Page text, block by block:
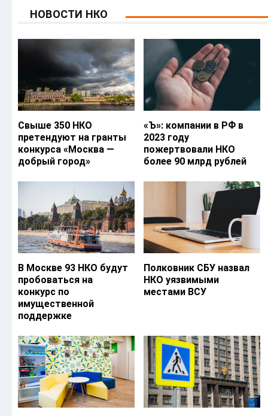
НОВОСТИ НКО
Свыше 350 НКО
претендуют на гранты
конкурса «Москва —
добрый город»
«Ъ‎»: компании в РФ в
2023 году
пожертвовали НКО
более 90 млрд рублей
В Москве 93 НКО будут
пробоваться на
конкурс по
имущественной
поддержке
Полковник СБУ назвал
НКО уязвимыми
местами ВСУ